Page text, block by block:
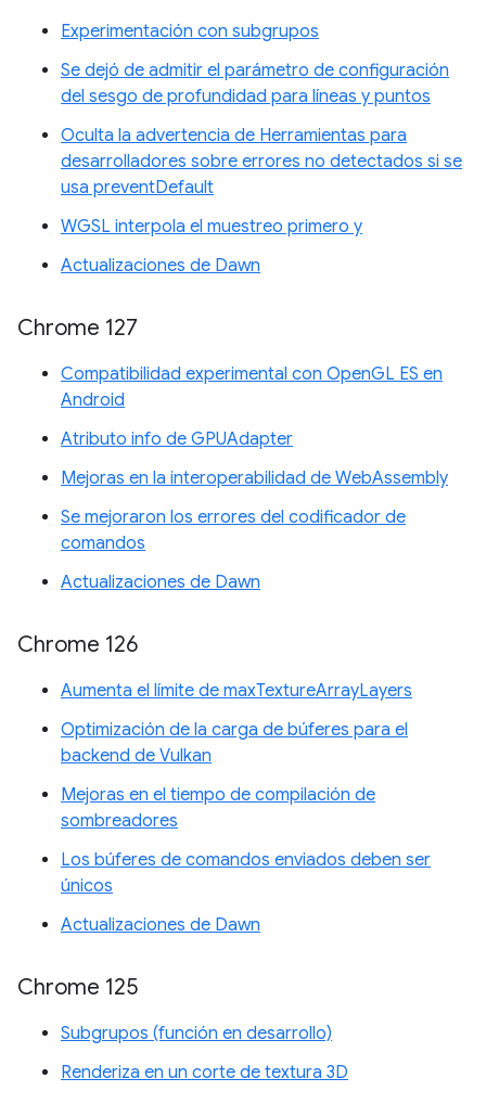
Experimentación con subgrupos
Se dejó de admitir el parámetro de configuración
del sesgo de profundidad para líneas y puntos
Oculta la advertencia de Herramientas para
desarrolladores sobre errores no detectados si se
usa preventDefault
WGSL interpola el muestreo primero y
Actualizaciones de Dawn
Chrome 127
Compatibilidad experimental con OpenGL ES en
Android
Atributo info de GPUAdapter
Mejoras en la interoperabilidad de WebAssembly
Se mejoraron los errores del codificador de
comandos
Actualizaciones de Dawn
Chrome 126
Aumenta el límite de maxTextureArrayLayers
Optimización de la carga de búferes para el
backend de Vulkan
Mejoras en el tiempo de compilación de
sombreadores
Los búferes de comandos enviados deben ser
únicos
Actualizaciones de Dawn
Chrome 125
Subgrupos (función en desarrollo)
Renderiza en un corte de textura 3D